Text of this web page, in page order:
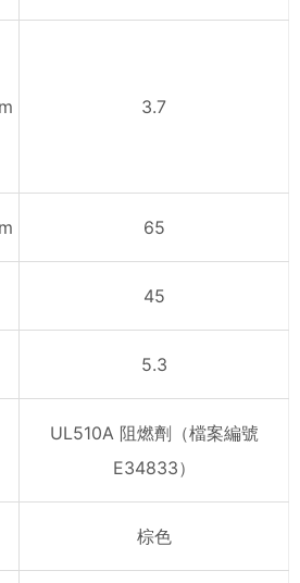
3.7
65
45
5.3
UL510A 阻燃劑（檔案編號
E34833）
棕色